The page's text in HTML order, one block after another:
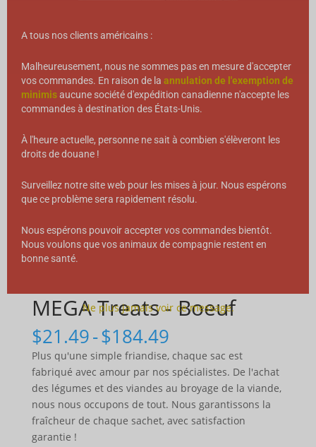
MEGA Treats - Boeuf
$21.49-$184.49Gamme
de
prix
:
$21.49
à
$184.49
Plus qu'une simple friandise, chaque sac est
fabriqué avec amour par nos spécialistes. De l'achat
des légumes et des viandes au broyage de la viande,
nous nous occupons de tout. Nous garantissons la
fraîcheur de chaque sachet, avec satisfaction
garantie !
A tous nos clients américains :
Malheureusement, nous ne sommes pas en mesure d'accepter
vos commandes. En raison de la annulation de l'exemption de
minimisaucune société d'expédition canadienne n'accepte les
commandes à destination des États-Unis.
À l'heure actuelle, personne ne sait à combien s'élèveront les
droits de douane !
Surveillez notre site web pour les mises à jour. Nous espérons
que ce problème sera rapidement résolu.
Nous espérons pouvoir accepter vos commandes bientôt.
Nous voulons que vos animaux de compagnie restent en
bonne santé.
Ne plus jamais voir ce message.